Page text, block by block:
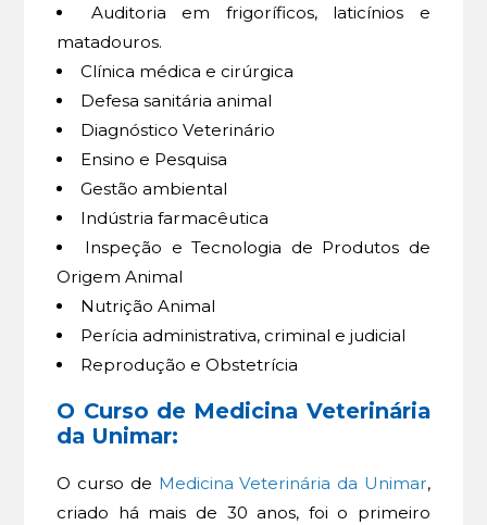
Auditoria em frigoríficos, laticínios e
matadouros.
Clínica médica e cirúrgica
Defesa sanitária animal
Diagnóstico Veterinário
Ensino e Pesquisa
Gestão ambiental
Indústria farmacêutica
Inspeção e Tecnologia de Produtos de
Origem Animal
Nutrição Animal
Perícia administrativa, criminal e judicial
Reprodução e Obstetrícia
O Curso de Medicina Veterinária
da Unimar:
O curso de Medicina Veterinária da Unimar,
criado há mais de 30 anos, foi o primeiro